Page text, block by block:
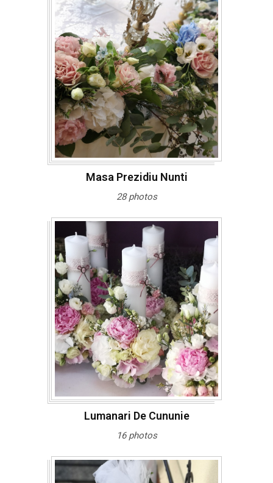
Masa Prezidiu Nunti
28 photos
Lumanari De Cununie
16 photos